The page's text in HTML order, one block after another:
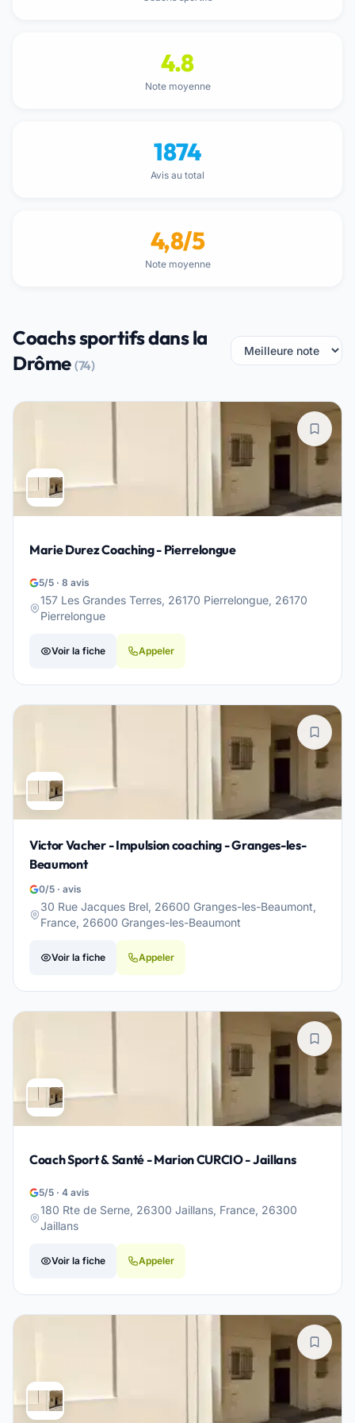
4.8
Note moyenne
1874
Avis au total
4,8/5
Note moyenne
Coachs sportifs dans la
Drôme(74)
Marie Durez Coaching - Pierrelongue
5/5 · 8 avis
157 Les Grandes Terres, 26170 Pierrelongue, 26170
Pierrelongue
Voir la fiche Appeler
Victor Vacher - Impulsion coaching - Granges-les-
Beaumont
0/5 · avis
30 Rue Jacques Brel, 26600 Granges-les-Beaumont,
France, 26600 Granges-les-Beaumont
Voir la fiche Appeler
Coach Sport & Santé - Marion CURCIO - Jaillans
5/5 · 4 avis
180 Rte de Serne, 26300 Jaillans, France, 26300
Jaillans
Voir la fiche Appeler